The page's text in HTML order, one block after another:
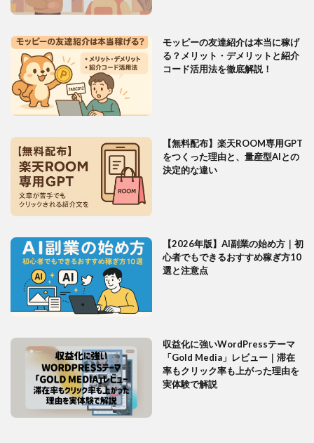
モッピーの友達紹介は本当に稼げ
る？メリット・デメリットと紹介
コード活用法を徹底解説！
【無料配布】楽天ROOM専用GPT
をつくった理由と、量産型AIとの
決定的な違い
【2026年版】AI副業の始め方｜初
心者でもできるおすすめ稼ぎ方10
選と注意点
収益化に強いWordPressテーマ
「Gold Media」レビュー｜滞在
率もクリック率も上がった理由を
実体験で解説